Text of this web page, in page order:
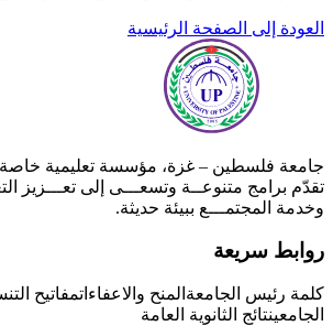
العودة إلى الصفحة الرئيسية
تقدّم برامج متنوعــة وتسعـــى إلى تعـــزيز
وخدمة المجتمـــع ببيئة حديثة.
روابط سريعة
كلمة رئيس الجامعة المنح والاعفاءاتمفاتيح
الجامعينتائج الثانوية العامة